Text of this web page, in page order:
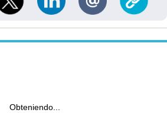
Obteniendo...